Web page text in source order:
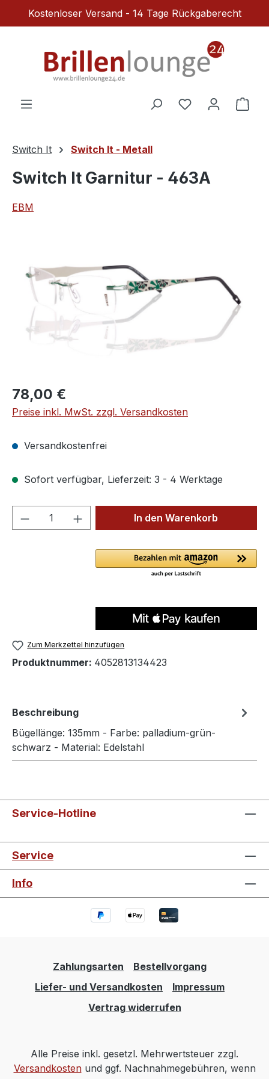
Zum Hauptinhalt springen
Kostenloser Versand - 14 Tage Rückgaberecht
Du hast 0
Switch It Switch It - Metall
Switch It Garnitur - 463A
EBM
Regulärer Preis:
78,00 €
Preise inkl. MwSt. zzgl. Versandkosten
Versandkostenfrei
Sofort verfügbar, Lieferzeit: 3 - 4 Werktage
Produkt Anzahl: Gib denIn den Warenkorb
Zum Merkzettel hinzufügen
Produktnummer: 4052813134423
Beschreibung
Bügellänge: 135mm - Farbe: palladium-grün-
schwarz - Material: Edelstahl
Service-Hotline
Service
Info
Zahlungsarten
Bestellvorgang
Liefer- und Versandkosten
Impressum
Vertrag widerrufen
Alle Preise inkl. gesetzl. Mehrwertsteuer zzgl.
Versandkostenund ggf. Nachnahmegebühren, wenn